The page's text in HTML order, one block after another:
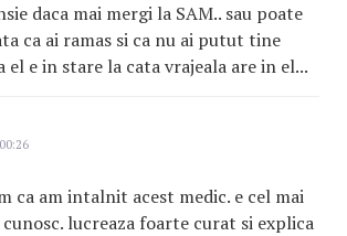
daca mai mergi la SAM.. sau poate
ca ai ramas si ca nu ai putut tine
el e in stare la cata vrajeala are in el...
ca am intalnit acest medic. e cel mai
lucreaza foarte curat si explica